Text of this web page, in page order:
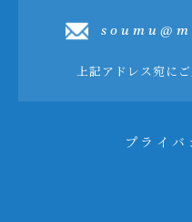
上記アドレス宛に
プライバ